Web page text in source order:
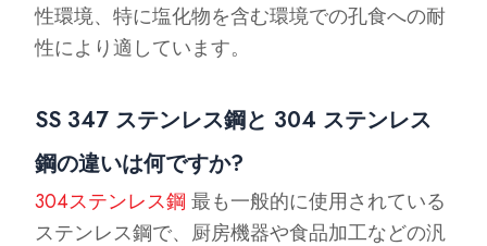
性環境、特に塩化物を含む環境での孔食への耐
性により適しています。
SS 347 ステンレス鋼と 304 ステンレス
鋼の違いは何ですか?
304ステンレス鋼 最も一般的に使用されている
ステンレス鋼で、厨房機器や食品加工などの汎